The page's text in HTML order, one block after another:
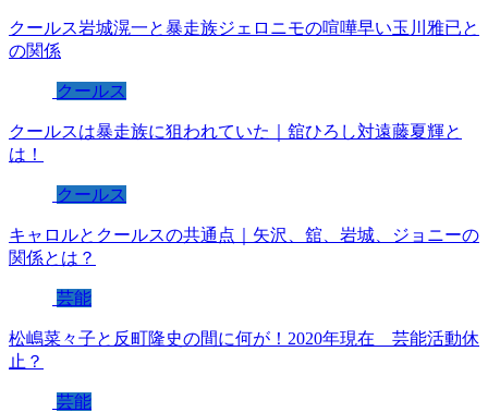
クールス岩城滉一と暴走族ジェロニモの喧嘩早い玉川雅已と
の関係
クールス
クールスは暴走族に狙われていた｜舘ひろし対遠藤夏輝と
は！
クールス
キャロルとクールスの共通点｜矢沢、舘、岩城、ジョニーの
関係とは？
芸能
松嶋菜々子と反町隆史の間に何が！2020年現在 芸能活動休
止？
芸能